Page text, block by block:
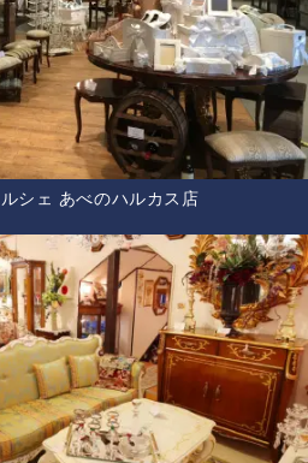
シェ あべのハルカス店